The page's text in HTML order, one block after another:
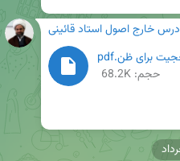
درس خارج اصول استاد قائینی
حجم: 68.2K